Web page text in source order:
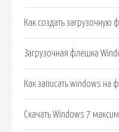
Как создать загрузочную
Загрузочная флешка
Как записать windows на
Cкачать Windows 7